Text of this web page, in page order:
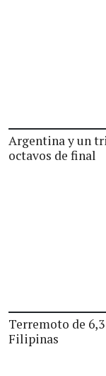
Argentina y un
octavos de final
Terremoto de
Filipinas